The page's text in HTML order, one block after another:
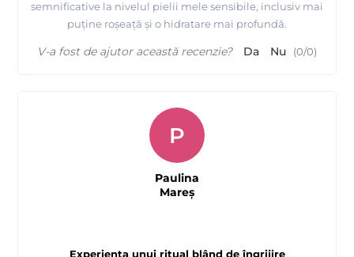
semnificative la nivelul pielii mele sensibile, inclusiv mai
puține roșeață și o hidratare mai profundă.
V-a fost de ajutor această recenzie? Da Nu (0/0)
Experiența unui ritual blând de îngrijire
P
Paulina
Mareş